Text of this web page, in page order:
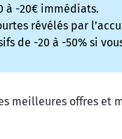
à -20€ immédiats.
révélés par
de -20 à -50% si
offres et